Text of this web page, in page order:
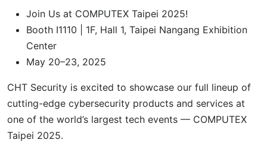
Join Us at COMPUTEX Taipei 2025!
Booth I1110 | 1F, Hall 1, Taipei Nangang Exhibition
Center
May 20–23, 2025
CHT Security is excited to showcase our full lineup of
cutting-edge cybersecurity products and services at
one of the world’s largest tech events — COMPUTEX
Taipei 2025.